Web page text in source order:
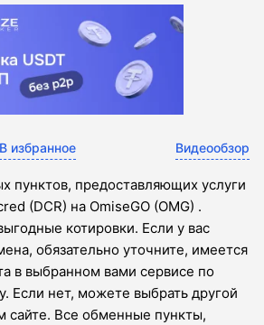
В избранное Видеообзор
пунктов, предоставляющих услуги
(DCR) на OmiseGO (OMG) .
котировки. Если у вас
обязательно уточните, имеется
в выбранном вами сервисе по
Если нет, можете выбрать другой
сайте. Все обменные пункты,